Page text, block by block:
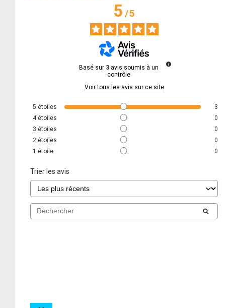
5/5
Basé sur 3 avis soumis à un
contrôle
Voir tous les avis sur ce site
5 étoiles
3
4 étoiles
0
3 étoiles
0
2 étoiles
0
1 étoile 0
Trier les avis